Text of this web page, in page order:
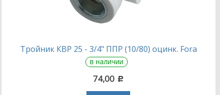
Тройник КВР 25 - 3/4" ППР (10/80) оцинк. Fora
в наличии
74,00 c